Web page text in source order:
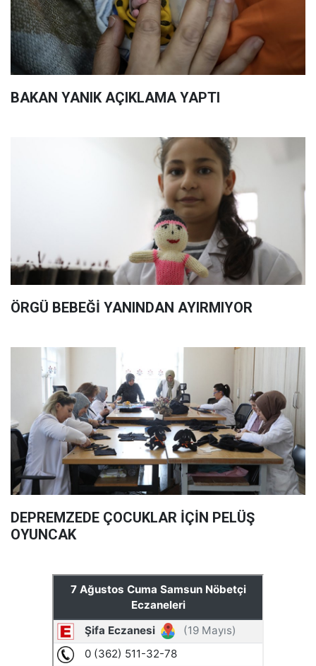
BAKAN YANIK AÇIKLAMA YAPTI
ÖRGÜ BEBEĞİ YANINDAN AYIRMIYOR
DEPREMZEDE ÇOCUKLAR İÇİN PELÜŞ
OYUNCAK